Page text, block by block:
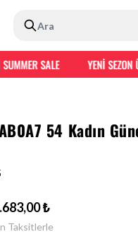
Ara
SALE YENİ SEZON
54 Kadın
₺
Taksitlerle